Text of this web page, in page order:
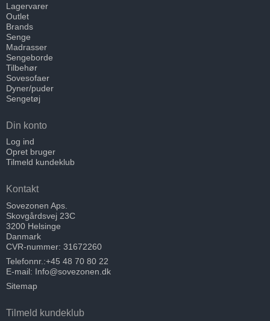
Lagervarer
Outlet
Brands
Senge
Madrasser
Sengeborde
Tilbehør
Sovesofaer
Dyner/puder
Sengetøj
Din konto
Log ind
Opret bruger
Tilmeld kundeklub
Kontakt
Sovezonen Aps.
Skovgårdsvej 23C
3200 Helsinge
Danmark
CVR-nummer: 31672260
Telefonnr.:+45 48 70 80 22
E-mail: Info@sovezonen.dk
Sitemap
Tilmeld kundeklub